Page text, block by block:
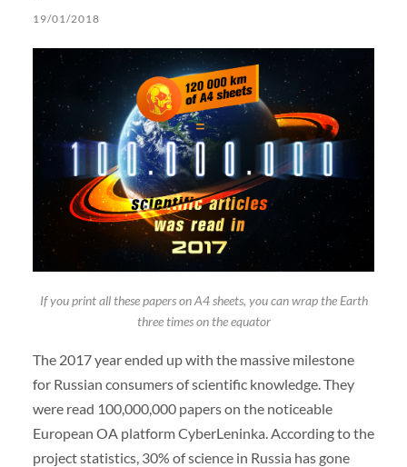
19/01/2018
If you print all these papers on A4 sheets, you can wrap the Earth
three times on the equator
The 2017 year ended up with the massive milestone
for Russian consumers of scientific knowledge. They
were read 100,000,000 papers on the noticeable
European OA platform CyberLeninka. According to the
project statistics, 30% of science in Russia has gone